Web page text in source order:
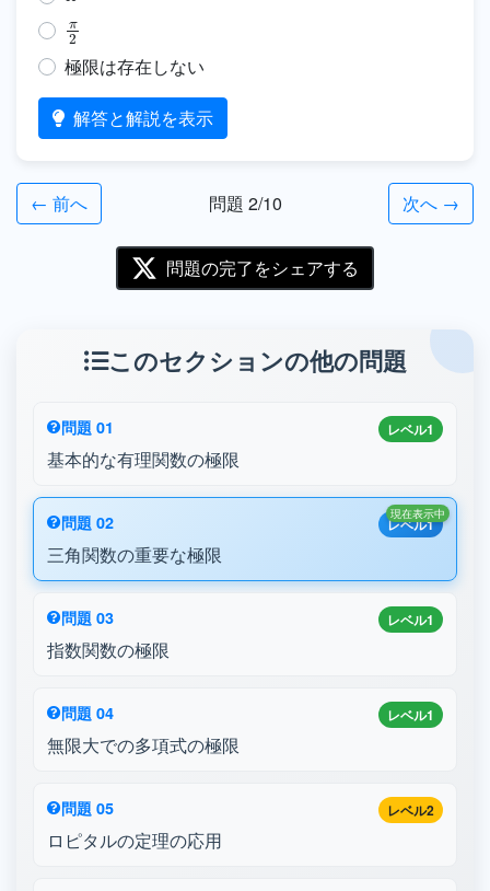
極限は存在しない
解答と解説を表示
← 前へ 問題 2/10 次へ →
問題の完了をシェアする
このセクションの他の問題
レベル1
問題 01
基本的な有理関数の極限
レベル1
問題 02
三角関数の重要な極限
現在表示中
レベル1
問題 03
指数関数の極限
レベル1
問題 04
無限大での多項式の極限
レベル2
問題 05
ロピタルの定理の応用